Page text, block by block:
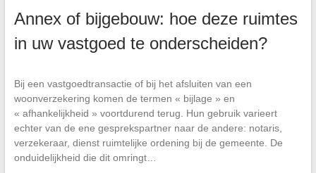
Annex of bijgebouw: hoe deze ruimtes
in uw vastgoed te onderscheiden?
Bij een vastgoedtransactie of bij het afsluiten van een
woonverzekering komen de termen « bijlage » en
« afhankelijkheid » voortdurend terug. Hun gebruik varieert
echter van de ene gesprekspartner naar de andere: notaris,
verzekeraar, dienst ruimtelijke ordening bij de gemeente. De
onduidelijkheid die dit omringt…